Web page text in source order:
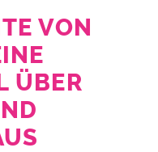
VON
ÜBER